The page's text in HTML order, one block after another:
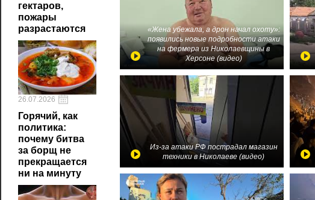
гектаров,
пожары
разрастаются
26.07.2026
Горячий, как
политика:
почему битва
за борщ не
прекращается
ни на минуту
«Жена убежала, а дрон начал охоту»:
появились новые подробности атаки
на фермера из Николаевщины в
Херсоне (видео)
Из-за атаки РФ пострадал магазин
техники в Николаеве (видео)